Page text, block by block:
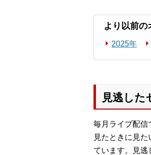
より以前の
2025年
見逃した
毎月ライブ配信
見たときに見
ています。見逃